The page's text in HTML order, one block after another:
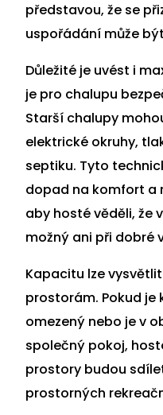
představou, že se
uspořádání může
Důležité je uvést i
je pro chalupu
Starší chalupy
elektrické okruhy,
septiku. Tyto
dopad na komfort a
aby hosté věděli, že
možný ani při dobré
Kapacitu lze
prostorám. Pokud je
omezený nebo je v
společný pokoj,
prostory budou
prostorných